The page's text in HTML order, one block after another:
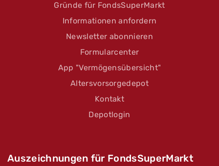
Gründe für FondsSuperMarkt
Informationen anfordern
Newsletter abonnieren
Formularcenter
App "Vermögensübersicht"
Altersvorsorgedepot
Kontakt
Depotlogin
Auszeichnungen für FondsSuperMarkt